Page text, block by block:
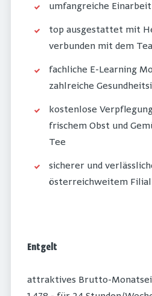
umfangreiche
top ausgestattet mit
verbunden mit dem
fachliche E-Learning
zahlreiche
kostenlose
frischem Obst und
Tee
sicherer und
österreichweitem
Entgelt
attraktives Brutto-